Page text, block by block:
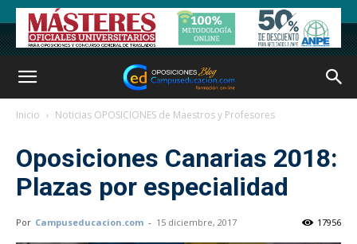
Inicio Noticias OPOSICIONES de Maestros y Profesores
Oposiciones Canarias 2018:
Plazas por especialidad
Por Campuseducacion.com - 15 diciembre, 2017 17956